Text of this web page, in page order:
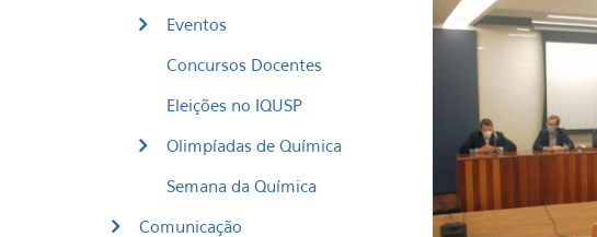
Eventos
Concursos Docentes
Eleições no IQUSP
Olimpíadas de Química
Semana da Química
Comunicação